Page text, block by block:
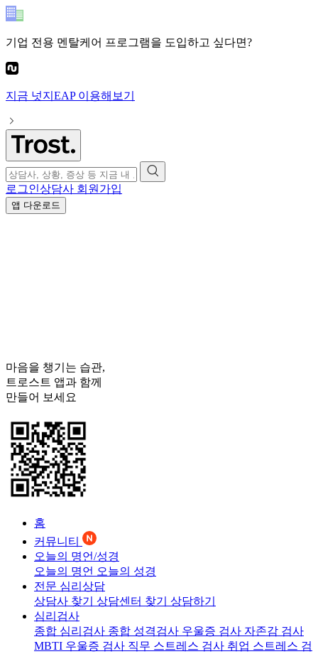
기업 전용 멘탈케어 프로그램을 도입하고 싶다면?
지금 넛지EAP이용해보기
로그인상담사 회원가입
앱 다운로드
마음을 챙기는 습관,
트로스트 앱과 함께
만들어 보세요
홈
커뮤니티
오늘의 명언/성경
오늘의 명언 오늘의 성경
전문 심리상담
상담사 찾기 상담센터 찾기 상담하기
심리검사
종합 심리검사 종합 성격검사 우울증 검사 자존감 검사
MBTI 우울증 검사 직무 스트레스 검사 취업 스트레스 검